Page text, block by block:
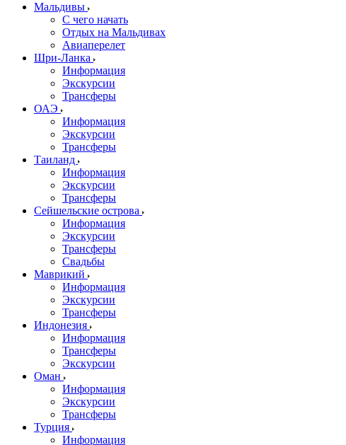
Мальдивы
С чего начать
Отдых на Мальдивах
Авиаперелет
Шри-Ланка
Информация
Экскурсии
Трансферы
ОАЭ
Информация
Экскурсии
Трансферы
Таиланд
Информация
Экскурсии
Трансферы
Сейшельские острова
Информация
Экскурсии
Трансферы
Свадьбы
Маврикий
Информация
Экскурсии
Трансферы
Индонезия
Информация
Трансферы
Экскурсии
Оман
Информация
Экскурсии
Трансферы
Турция
Информация